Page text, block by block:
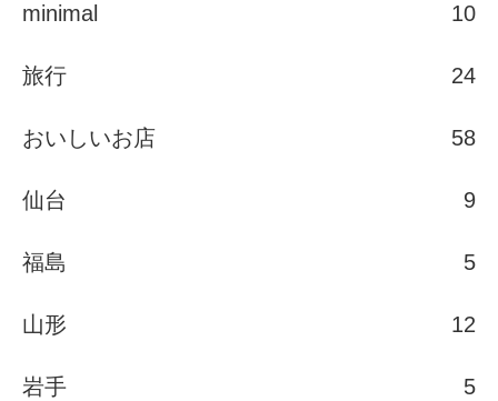
minimal 10
旅行 24
おいしいお店 58
仙台 9
福島 5
山形 12
岩手 5